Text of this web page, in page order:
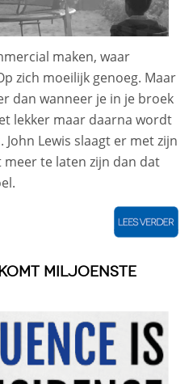
maken, waar
zich moeilijk genoeg. Maar
dan wanneer je in je broek
lekker maar daarna wordt
Lewis slaagt er met zijn
te laten zijn dan dat
MILJOENSTE